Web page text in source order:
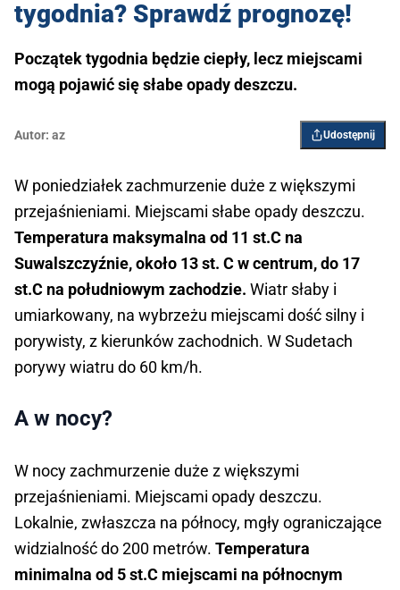
tygodnia? Sprawdź prognozę!
Początek tygodnia będzie ciepły, lecz miejscami
mogą pojawić się słabe opady deszczu.
Autor: az Udostępnij
W poniedziałek zachmurzenie duże z większymi
przejaśnieniami. Miejscami słabe opady deszczu.
Temperatura maksymalna od 11 st.C na
Suwalszczyźnie, około 13 st. C w centrum, do 17
st.C na południowym zachodzie. Wiatr słaby i
umiarkowany, na wybrzeżu miejscami dość silny i
porywisty, z kierunków zachodnich. W Sudetach
porywy wiatru do 60 km/h.
A w nocy?
W nocy zachmurzenie duże z większymi
przejaśnieniami. Miejscami opady deszczu.
Lokalnie, zwłaszcza na północy, mgły ograniczające
widzialność do 200 metrów. Temperatura
minimalna od 5 st.C miejscami na północnym